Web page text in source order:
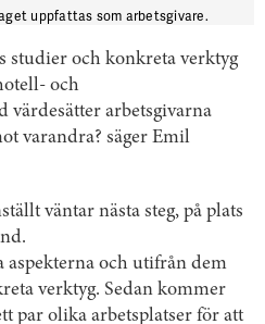
uppfattas som arbetsgivare.
studier och konkreta verktyg
och
värdesätter arbetsgivarna
varandra? säger Emil
väntar nästa steg, på plats
aspekterna och utifrån dem
verktyg. Sedan kommer
par olika arbetsplatser för att